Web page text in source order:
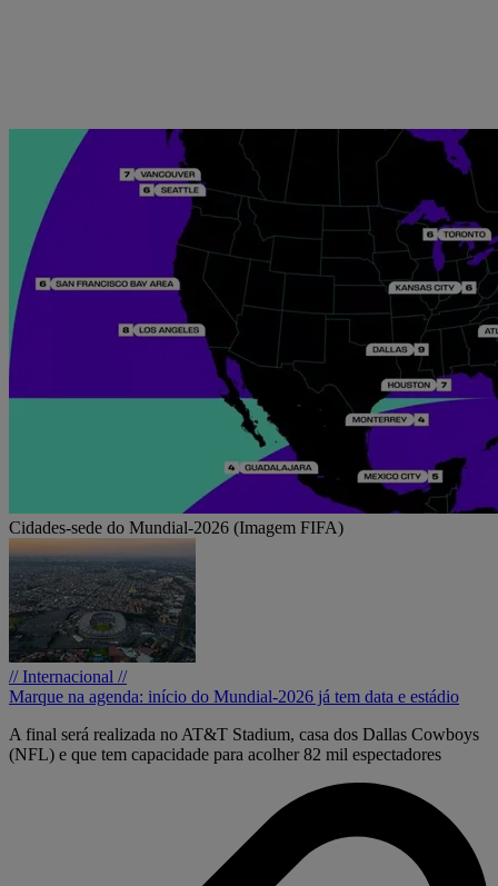
Cidades-sede do Mundial-2026 (Imagem FIFA)
// Internacional //
Marque na agenda: início do Mundial-2026 já tem data e estádio
A final será realizada no AT&T Stadium, casa dos Dallas Cowboys
(NFL) e que tem capacidade para acolher 82 mil espectadores